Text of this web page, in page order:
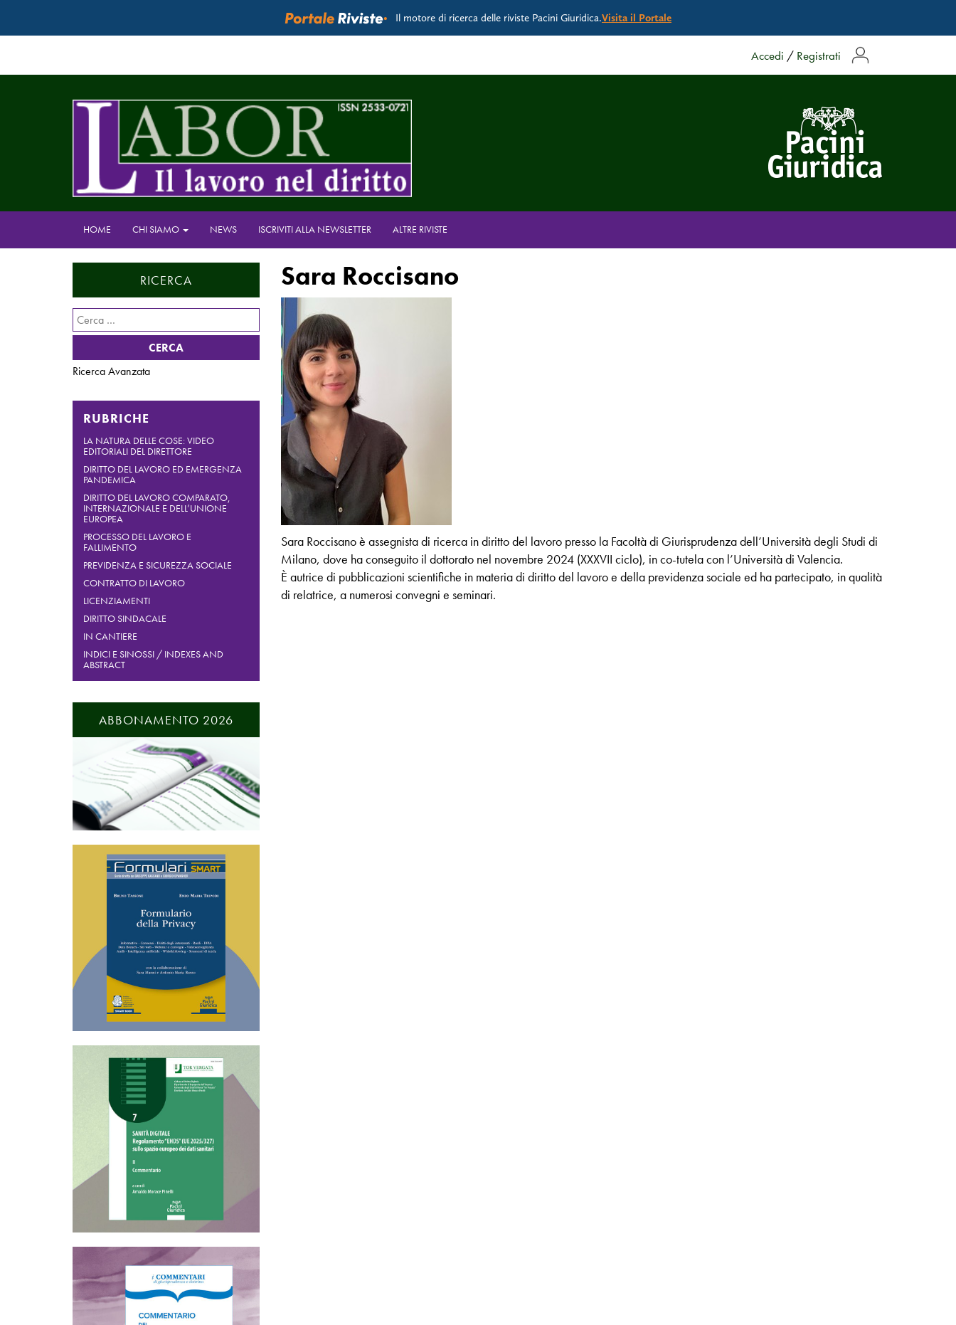
Il motore di ricerca delle riviste Pacini Giuridica.Visita il Portale
Accedi / Registrati
HOME CHI SIAMO NEWS ISCRIVITI ALLA NEWSLETTER ALTRE RIVISTE
Sara Roccisano
Sara Roccisano è assegnista di ricerca in diritto del lavoro presso la Facoltà di Giurisprudenza dell’Università degli Studi di
Milano, dove ha conseguito il dottorato nel novembre 2024 (XXXVII ciclo), in co-tutela con l’Università di Valencia.
È autrice di pubblicazioni scientifiche in materia di diritto del lavoro e della previdenza sociale ed ha partecipato, in qualità
di relatrice, a numerosi convegni e seminari.
RICERCA
Ricerca
per:
Ricerca Avanzata
RUBRICHE
LA NATURA DELLE COSE: VIDEO
EDITORIALI DEL DIRETTORE
DIRITTO DEL LAVORO ED EMERGENZA
PANDEMICA
DIRITTO DEL LAVORO COMPARATO,
INTERNAZIONALE E DELL’UNIONE
EUROPEA
PROCESSO DEL LAVORO E
FALLIMENTO
PREVIDENZA E SICUREZZA SOCIALE
CONTRATTO DI LAVORO
LICENZIAMENTI
DIRITTO SINDACALE
IN CANTIERE
INDICI E SINOSSI / INDEXES AND
ABSTRACT
ABBONAMENTO 2026